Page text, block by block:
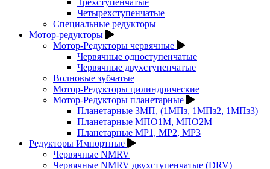
Трехступенчатые
Четырехступенчатые
Специальные редукторы
Мотор-редукторы
Мотор-Редукторы червячные
Червячные одноступенчатые
Червячные двухступенчатые
Волновые зубчатые
Мотор-Редукторы цилиндрические
Мотор-Редукторы планетарные
Планетарные 3МП, (1МПз, 1МПз2, 1МПз3)
Планетарные МПО1М, МПО2М
Планетарные МР1, МР2, МР3
Редукторы Импортные
Червячные NMRV
Червячные NMRV двухступенчатые (DRV)